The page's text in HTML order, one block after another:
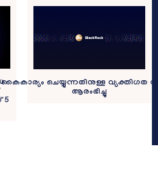
5
ചെയ്യുന്നതിനുള്ള വ്യക്തിഗത
ആരംഭിച്ചു